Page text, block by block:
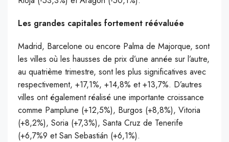
Les grandes capitales fortement réévaluée
Madrid, Barcelone ou encore Palma de Majorque, sont
les villes où les hausses de prix d’une année sur l’autre,
au quatrième trimestre, sont les plus significatives avec
respectivement, +17,1%, +14,8% et +13,7%. D’autres
villes ont également réalisé une importante croissance
comme Pamplune (+12,5%), Burgos (+8,8%), Vitoria
(+8,2%), Soria (+7,3%), Santa Cruz de Tenerife
(+6,7%9 et San Sebastián (+6,1%).